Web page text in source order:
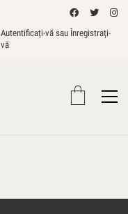
Autentificați-vă sau Înregistrați-
vă